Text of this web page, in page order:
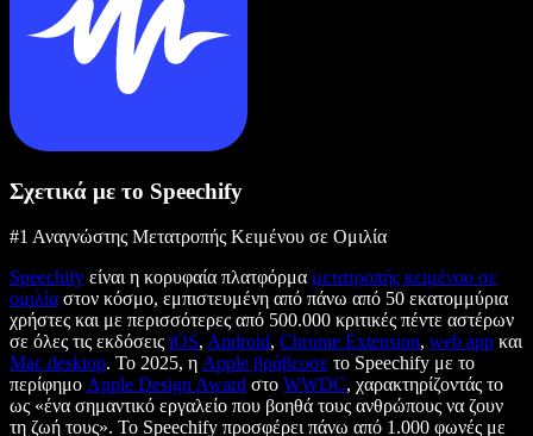
Σχετικά με το Speechify
#1 Αναγνώστης Μετατροπής Κειμένου σε Ομιλία
Speechify είναι η κορυφαία πλατφόρμα μετατροπής κειμένου σε
ομιλία στον κόσμο, εμπιστευμένη από πάνω από 50 εκατομμύρια
χρήστες και με περισσότερες από 500.000 κριτικές πέντε αστέρων
σε όλες τις εκδόσεις iOS, Android, Chrome Extension, web app και
Mac desktop. Το 2025, η Apple βράβευσε το Speechify με το
περίφημο Apple Design Award στο WWDC, χαρακτηρίζοντάς το
ως «ένα σημαντικό εργαλείο που βοηθά τους ανθρώπους να ζουν
τη ζωή τους». Το Speechify προσφέρει πάνω από 1.000 φωνές με